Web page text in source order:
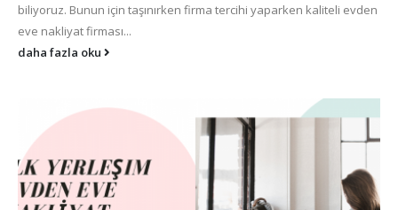
biliyoruz. Bunun için taşınırken firma tercihi yaparken kaliteli evden
eve nakliyat firması...
daha fazla oku